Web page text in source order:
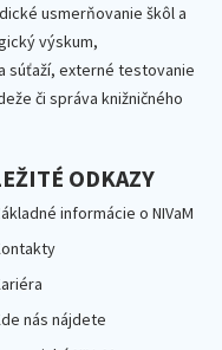
usmerňovanie škôl a
výskum,
súťaží, externé testovanie
či správa knižničného
ODKAZY
informácie o NIVaM
nás nájdete